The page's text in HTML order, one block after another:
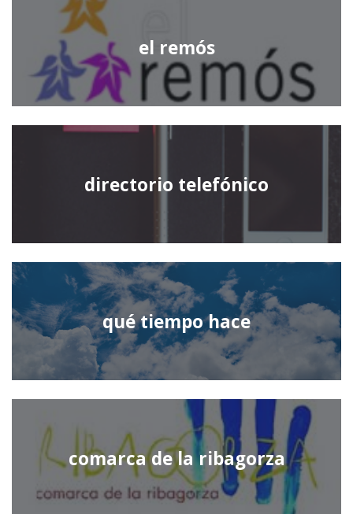
el remós
directorio telefónico
qué tiempo hace
comarca de la ribagorza